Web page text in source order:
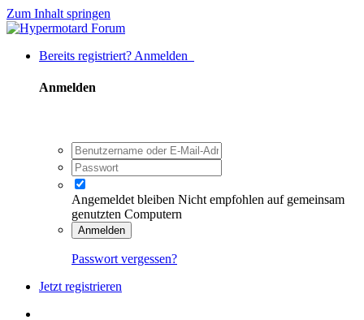
Zum Inhalt springen
Bereits registriert? Anmelden
Anmelden
Angemeldet bleiben Nicht empfohlen auf gemeinsam
genutzten Computern
Anmelden
Passwort vergessen?
Jetzt registrieren